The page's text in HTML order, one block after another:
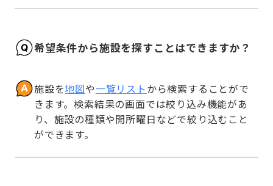
希望条件から施設を探すことはできますか？
施設を地図や一覧リストから検索することがで
きます。検索結果の画面では絞り込み機能があ
り、施設の種類や開所曜日などで絞り込むこと
ができます。